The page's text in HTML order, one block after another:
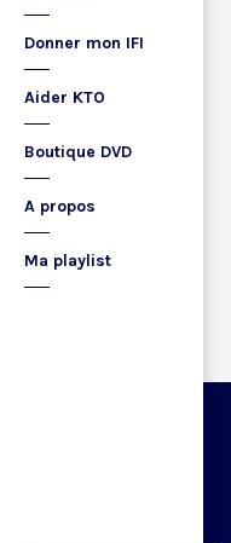
Donner mon IFI
Aider KTO
Boutique DVD
A propos
Ma playlist